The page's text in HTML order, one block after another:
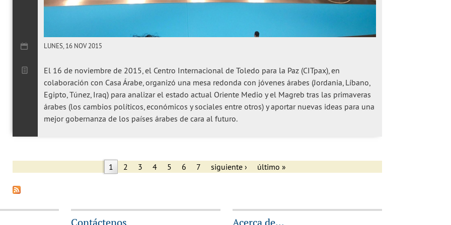
LUNES, 16 NOV 2015
El 16 de noviembre de 2015, el Centro Internacional de Toledo para la Paz (CITpax), en
colaboración con Casa Árabe, organizó una mesa redonda con jóvenes árabes (Jordania, Líbano,
Egipto, Túnez, Iraq) para analizar el estado actual Oriente Medio y el Magreb tras las primaveras
árabes (los cambios políticos, económicos y sociales entre otros) y aportar nuevas ideas para una
mejor gobernanza de los países árabes de cara al futuro.
Páginas
1 2 3 4 5 6 7 siguiente › último »
Contáctenos Acerca de...